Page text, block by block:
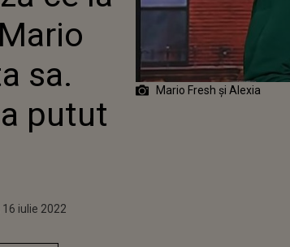
LA IUBITA SA.
INCREDIBIL CE A
PUTUT SĂ SPUNĂ
sa.
putut
2020
iulie 2022
Mario Fresh și Alexia